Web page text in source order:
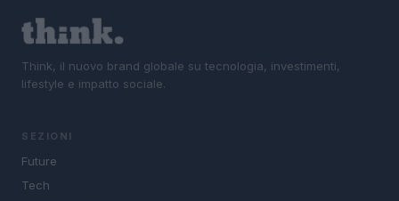
Think, il nuovo brand globale su tecnologia, investimenti,
lifestyle e impatto sociale.
SEZIONI
Future
Tech